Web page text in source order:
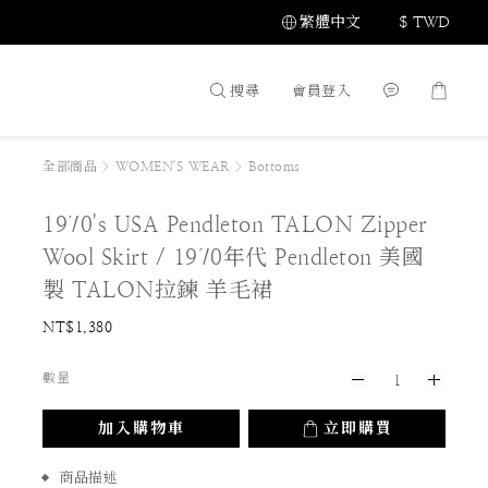
繁體中文 $ TWD
搜尋 會員登入
全部商品 > WOMEN'S WEAR > Bottoms
1970's USA Pendleton TALON Zipper
Wool Skirt / 1970年代 Pendleton 美國
製 TALON拉鍊 羊毛裙
NT$1,380
數量
加入購物車 立即購買
商品描述